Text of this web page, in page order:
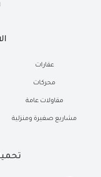
عقارات
محركات
مقاولات عامة
مشاريع صغيرة ومنزلية